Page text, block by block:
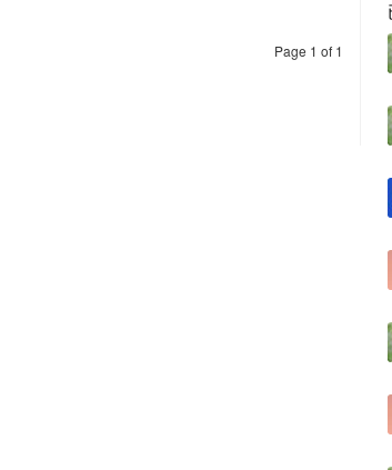
Page 1 of 1